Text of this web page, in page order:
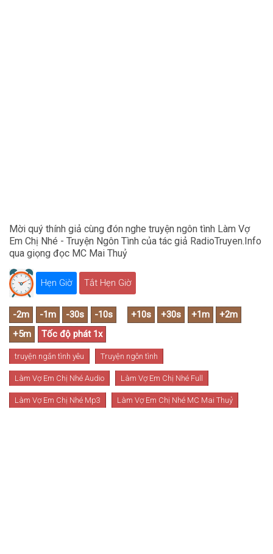
Mời quý thính giả cùng đón nghe truyện ngôn tình Làm Vợ
Em Chị Nhé - Truyện Ngôn Tình của tác giả RadioTruyen.Info
qua giọng đọc MC Mai Thuỷ
Hẹn Giờ Tắt Hẹn Giờ
truyện ngắn tình yêu Truyện ngôn tình
Làm Vợ Em Chị Nhé Audio Làm Vợ Em Chị Nhé Full
Làm Vợ Em Chị Nhé Mp3 Làm Vợ Em Chị Nhé MC Mai Thuỷ